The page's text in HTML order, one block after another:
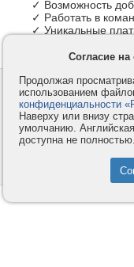
✓ Возможность
✓ Работать в
✓ Уникальные
Контакты
Компания
Услуги
Как оплатить
© 2008-2026
Согласие
Продолжая
использованием
конфиденциальности
Наверху или внизу
умолчанию.
доступна не полностью.